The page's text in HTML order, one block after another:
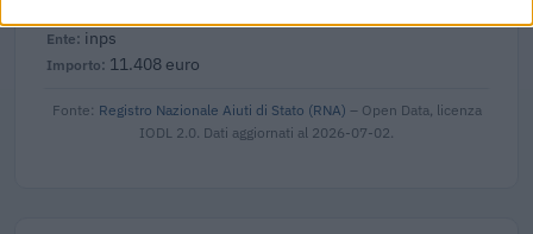
inps
11.408 euro
Fonte: Registro Nazionale Aiuti di Stato (RNA) – Open Data, licenza
IODL 2.0. Dati aggiornati al 2026-07-02.